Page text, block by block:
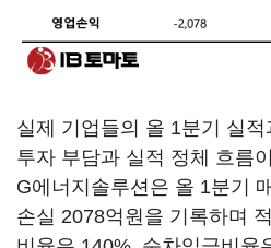
실제 기업들의 올 1분기 실
투자 부담과 실적 정체 흐름
G에너지솔루션은 올 1분기
손실 2078억원을 기록하며